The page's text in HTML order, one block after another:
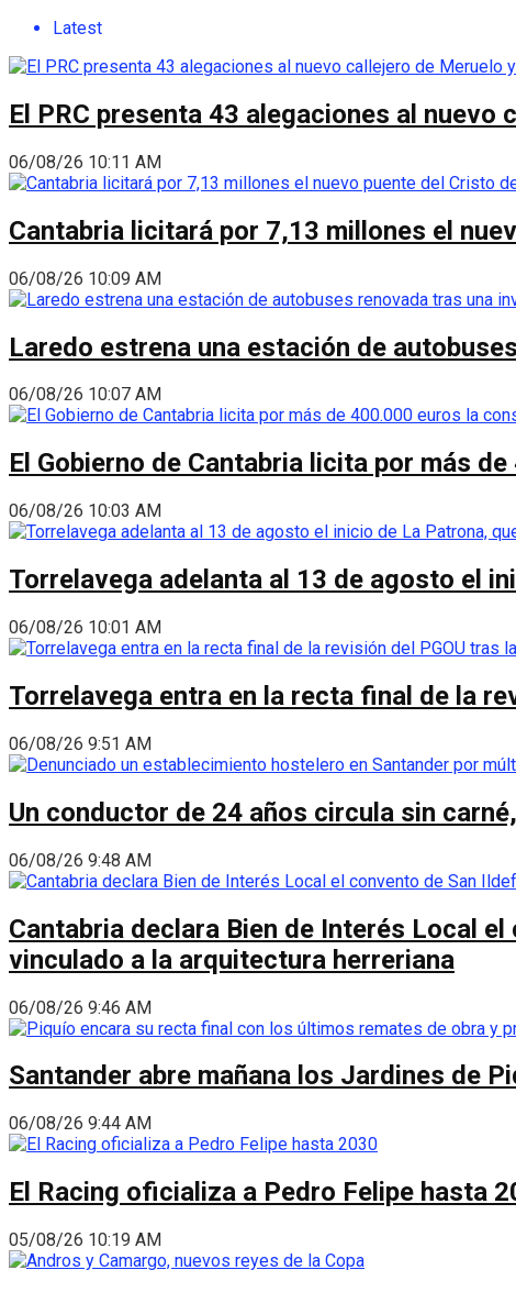
Latest
El PRC presenta 43 alegaciones al
06/08/26 10:11 AM
Cantabria licitará por 7,13 millones el
06/08/26 10:09 AM
Laredo estrena una estación de
06/08/26 10:07 AM
El Gobierno de Cantabria licita por más
06/08/26 10:03 AM
Torrelavega adelanta al 13 de agosto el
06/08/26 10:01 AM
Torrelavega entra en la recta final de la
06/08/26 9:51 AM
Un conductor de 24 años circula sin
06/08/26 9:48 AM
Cantabria declara Bien de Interés Local
vinculado a la arquitectura herreriana
06/08/26 9:46 AM
Santander abre mañana los Jardines de
06/08/26 9:44 AM
El Racing oficializa a Pedro Felipe hasta
05/08/26 10:19 AM